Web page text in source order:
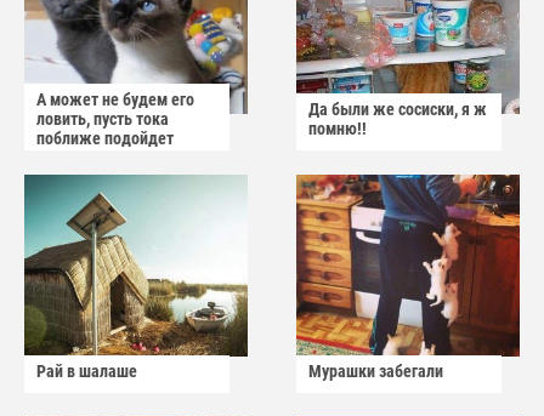
А может не будем его
ловить, пусть тока
поближе подойдет
Да были же сосиски, я ж
помню!!
Рай в шалаше Мурашки забегали